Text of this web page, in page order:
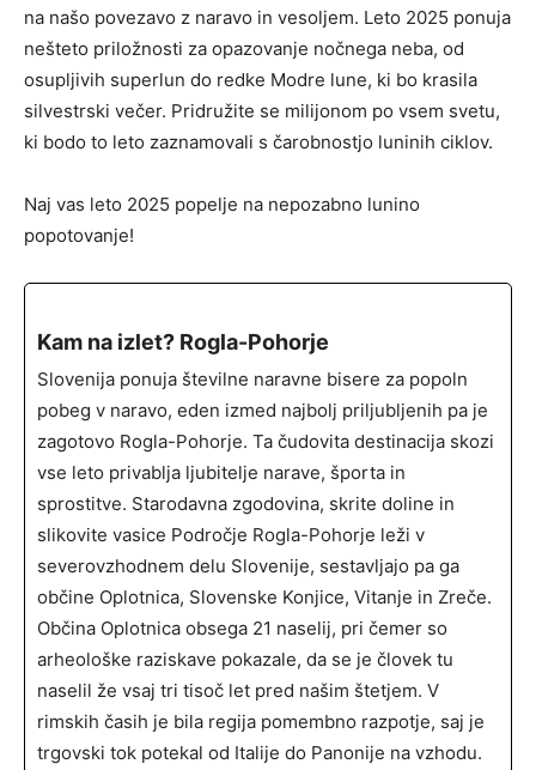
na našo povezavo z naravo in vesoljem. Leto 2025 ponuja
nešteto priložnosti za opazovanje nočnega neba, od
osupljivih superlun do redke Modre lune, ki bo krasila
silvestrski večer. Pridružite se milijonom po vsem svetu,
ki bodo to leto zaznamovali s čarobnostjo luninih ciklov.
Naj vas leto 2025 popelje na nepozabno lunino
popotovanje!
Kam na izlet? Rogla-Pohorje
Slovenija ponuja številne naravne bisere za popoln
pobeg v naravo, eden izmed najbolj priljubljenih pa je
zagotovo Rogla-Pohorje. Ta čudovita destinacija skozi
vse leto privablja ljubitelje narave, športa in
sprostitve. Starodavna zgodovina, skrite doline in
slikovite vasice Področje Rogla-Pohorje leži v
severovzhodnem delu Slovenije, sestavljajo pa ga
občine Oplotnica, Slovenske Konjice, Vitanje in Zreče.
Občina Oplotnica obsega 21 naselij, pri čemer so
arheološke raziskave pokazale, da se je človek tu
naselil že vsaj tri tisoč let pred našim štetjem. V
rimskih časih je bila regija pomembno razpotje, saj je
trgovski tok potekal od Italije do Panonije na vzhodu.